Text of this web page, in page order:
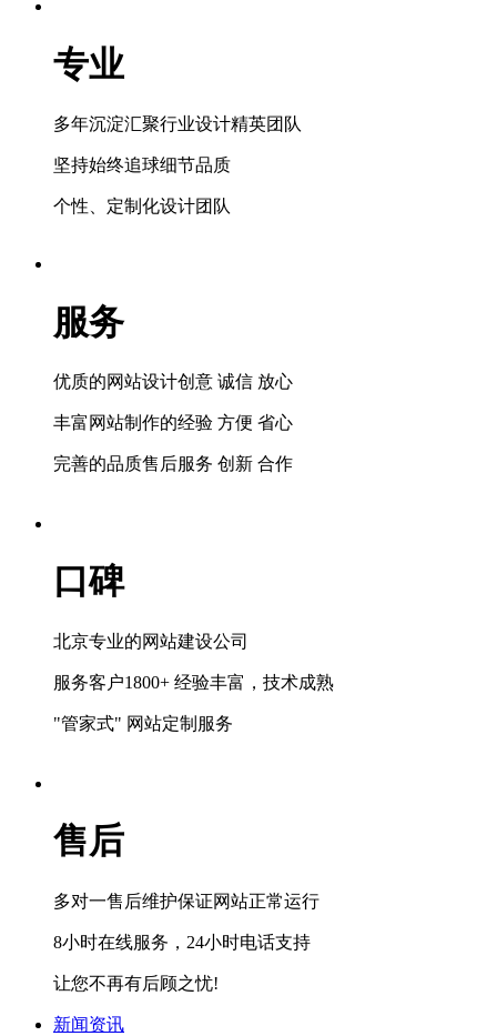
专业
多年沉淀汇聚行业设计精英团队
坚持始终追球细节品质
个性、定制化设计团队
服务
优质的网站设计创意 诚信 放心
丰富网站制作的经验 方便 省心
完善的品质售后服务 创新 合作
口碑
北京专业的网站建设公司
服务客户1800+ 经验丰富，技术成熟
"管家式" 网站定制服务
售后
多对一售后维护保证网站正常运行
8小时在线服务，24小时电话支持
让您不再有后顾之忧!
新闻资讯